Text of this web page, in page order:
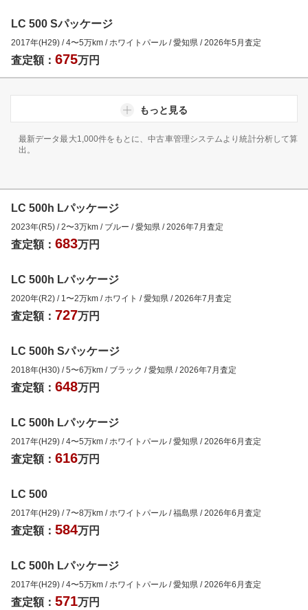
LC 500 Sパッケージ
2017年(H29) /4〜5万km / ホワイトパール /愛知県 /2026年5月査定
査定額： 675万円
もっと見る
最新データ最大1,000件をもとに、中古車管理システムより統計分析して算
出。
LC 500h Lパッケージ
2023年(R5) /2〜3万km / ブルー /愛知県 /2026年7月査定
査定額： 683万円
LC 500h Lパッケージ
2020年(R2) / 1 〜2万km / ホワイト /愛知県 /2026年7月査定
査定額： 727万円
LC 500h Sパッケージ
2018年(H30) /5〜6万km / ブラック /愛知県 /2026年7月査定
査定額： 648万円
LC 500h Lパッケージ
2017年(H29) /4〜5万km / ホワイトパール /愛知県 /2026年6月査定
査定額： 616万円
LC 500
2017年(H29) /7〜8万km / ホワイトパール /福島県 /2026年6月査定
査定額： 584万円
LC 500h Lパッケージ
2017年(H29) /4〜5万km / ホワイトパール /愛知県 /2026年6月査定
査定額： 571万円